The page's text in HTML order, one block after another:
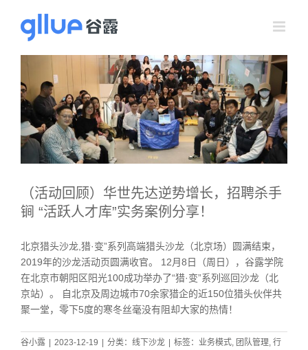
（活动回顾）华世先达逆势增长，招聘杀手
锏 “活跃人才库”实务案例分享！
北京猎头沙龙,猎·变”系列高端猎头沙龙（北京场）圆满结束，
2019年的沙龙活动页圆满收官。 12月8日（周日），谷露学院
在北京市朝阳区阳光100成功举办了“猎·变”系列巡回沙龙（北
京站）。 自北京及周边城市70余家猎企的近150位猎头伙伴共
聚一堂，零下5度的寒冬丝毫没有阻却大家的热情！
谷小露 | 2023-12-19 | 分类： 线下沙龙 | 标签： 业务模式 团队管理 行